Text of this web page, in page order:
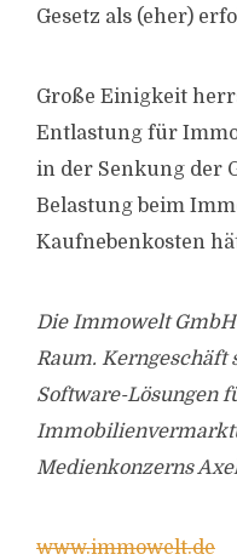
Gesetz als (eher)
Große Einigkeit
Entlastung für
in der Senkung der
Belastung beim
Kaufnebenkosten
Die Immowelt
Raum. Kerngeschäft
Software-Lösungen
Medienkonzerns
www.immowelt.de